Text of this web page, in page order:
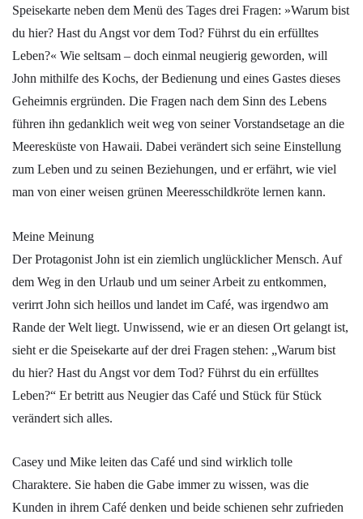
Speisekarte neben dem Menü des Tages drei Fragen: »Warum bist
du hier? Hast du Angst vor dem Tod? Führst du ein erfülltes
Leben?« Wie seltsam – doch einmal neugierig geworden, will
John mithilfe des Kochs, der Bedienung und eines Gastes dieses
Geheimnis ergründen. Die Fragen nach dem Sinn des Lebens
führen ihn gedanklich weit weg von seiner Vorstandsetage an die
Meeresküste von Hawaii. Dabei verändert sich seine Einstellung
zum Leben und zu seinen Beziehungen, und er erfährt, wie viel
man von einer weisen grünen Meeresschildkröte lernen kann.
Meine Meinung
Der Protagonist John ist ein ziemlich unglücklicher Mensch. Auf
dem Weg in den Urlaub und um seiner Arbeit zu entkommen,
verirrt John sich heillos und landet im Café, was irgendwo am
Rande der Welt liegt. Unwissend, wie er an diesen Ort gelangt ist,
sieht er die Speisekarte auf der drei Fragen stehen: „Warum bist
du hier? Hast du Angst vor dem Tod? Führst du ein erfülltes
Leben?“ Er betritt aus Neugier das Café und Stück für Stück
verändert sich alles.
Casey und Mike leiten das Café und sind wirklich tolle
Charaktere. Sie haben die Gabe immer zu wissen, was die
Kunden in ihrem Café denken und beide schienen sehr zufrieden